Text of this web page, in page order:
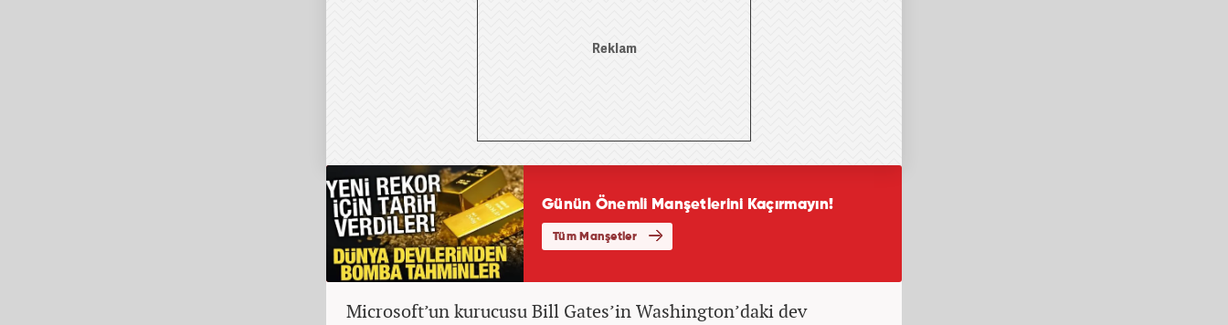
Microsoft’un kurucusu Bill Gates’in Washington’daki dev